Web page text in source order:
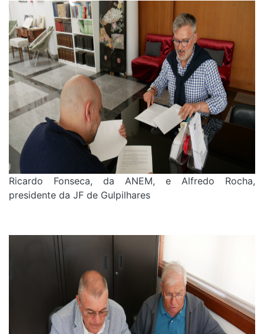
Ricardo Fonseca, da ANEM, e Alfredo Rocha,
presidente da JF de Gulpilhares